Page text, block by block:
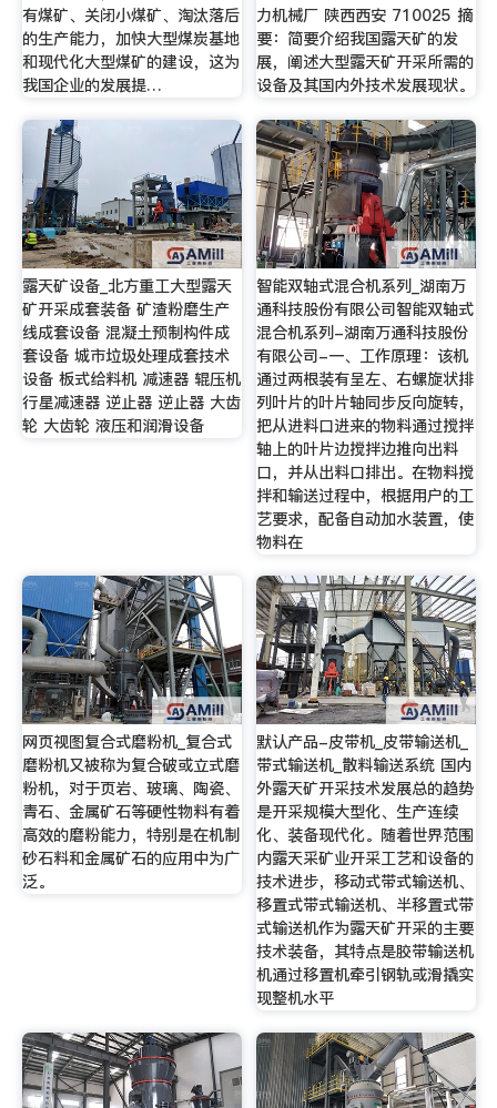
有煤矿、关闭小煤矿、淘汰落后
的生产能力，加快大型煤炭基地
和现代化大型煤矿的建设，这为
我国企业的发展提…
力机械厂 陕西西安 710025 摘
要：简要介绍我国露天矿的发
展，阐述大型露天矿开采所需的
设备及其国内外技术发展现状。
露天矿设备_北方重工大型露天
矿开采成套装备 矿渣粉磨生产
线成套设备 混凝土预制构件成
套设备 城市垃圾处理成套技术
设备 板式给料机 减速器 辊压机
行星减速器 逆止器 逆止器 大齿
轮 大齿轮 液压和润滑设备
智能双轴式混合机系列_湖南万
通科技股份有限公司智能双轴式
混合机系列-湖南万通科技股份
有限公司-一、工作原理：该机
通过两根装有呈左、右螺旋状排
列叶片的叶片轴同步反向旋转，
把从进料口进来的物料通过搅拌
轴上的叶片边搅拌边推向出料
口，并从出料口排出。在物料搅
拌和输送过程中，根据用户的工
艺要求，配备自动加水装置，使
物料在
网页视图复合式磨粉机_复合式
磨粉机又被称为复合破或立式磨
粉机，对于页岩、玻璃、陶瓷、
青石、金属矿石等硬性物料有着
高效的磨粉能力，特别是在机制
砂石料和金属矿石的应用中为广
泛。
默认产品-皮带机_皮带输送机_
带式输送机_散料输送系统 国内
外露天矿开采技术发展总的趋势
是开采规模大型化、生产连续
化、装备现代化。随着世界范围
内露天采矿业开采工艺和设备的
技术进步，移动式带式输送机、
移置式带式输送机、半移置式带
式输送机作为露天矿开采的主要
技术装备，其特点是胶带输送机
机通过移置机牵引钢轨或滑撬实
现整机水平